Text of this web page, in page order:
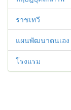
ราชเทวี
แผนพัฒนาตนเอง
โรงแรม